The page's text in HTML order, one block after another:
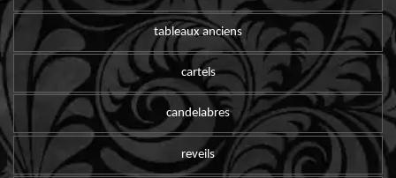
tableaux anciens
cartels
candelabres
reveils